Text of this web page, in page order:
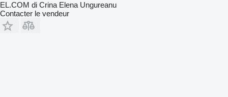
EL.COM di Crina Elena Ungureanu
Contacter le vendeur